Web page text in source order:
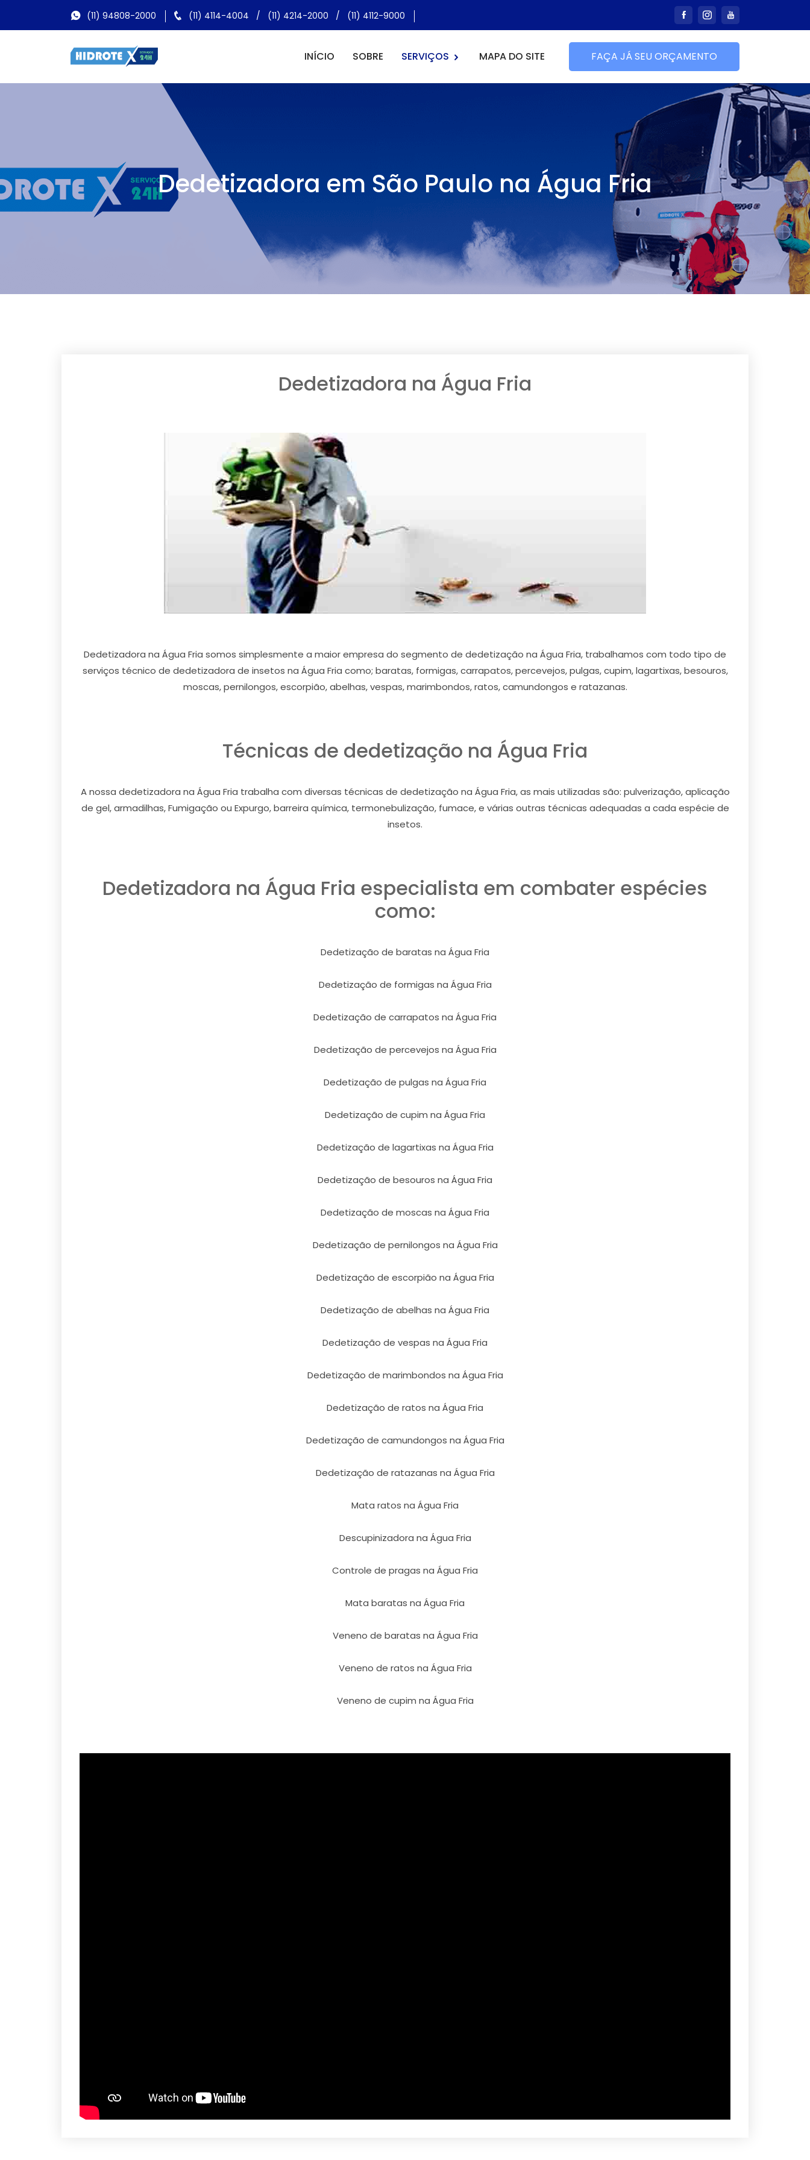
(11) 94808-2000 (11) 4114-4004 / (11) 4214-2000 / (11) 4112-9000
INÍCIO SOBRE SERVIÇOS MAPA DO SITE FAÇA JÁ SEU ORÇAMENTO
Dedetizadora em São Paulo na Água Fria
Dedetizadora na Água Fria
Dedetizadora na Água Fria somos simplesmente a maior empresa do segmento de dedetização na Água Fria, trabalhamos com todo tipo de
serviços técnico de dedetizadora de insetos na Água Fria como; baratas, formigas, carrapatos, percevejos, pulgas, cupim, lagartixas, besouros,
moscas, pernilongos, escorpião, abelhas, vespas, marimbondos, ratos, camundongos e ratazanas.
Técnicas de dedetização na Água Fria
A nossa dedetizadora na Água Fria trabalha com diversas técnicas de dedetização na Água Fria, as mais utilizadas são: pulverização, aplicação
de gel, armadilhas, Fumigação ou Expurgo, barreira química, termonebulização, fumace, e várias outras técnicas adequadas a cada espécie de
insetos.
Dedetizadora na Água Fria especialista em combater espécies
como:
Dedetização de baratas na Água Fria
Dedetização de formigas na Água Fria
Dedetização de carrapatos na Água Fria
Dedetização de percevejos na Água Fria
Dedetização de pulgas na Água Fria
Dedetização de cupim na Água Fria
Dedetização de lagartixas na Água Fria
Dedetização de besouros na Água Fria
Dedetização de moscas na Água Fria
Dedetização de pernilongos na Água Fria
Dedetização de escorpião na Água Fria
Dedetização de abelhas na Água Fria
Dedetização de vespas na Água Fria
Dedetização de marimbondos na Água Fria
Dedetização de ratos na Água Fria
Dedetização de camundongos na Água Fria
Dedetização de ratazanas na Água Fria
Mata ratos na Água Fria
Descupinizadora na Água Fria
Controle de pragas na Água Fria
Mata baratas na Água Fria
Veneno de baratas na Água Fria
Veneno de ratos na Água Fria
Veneno de cupim na Água Fria